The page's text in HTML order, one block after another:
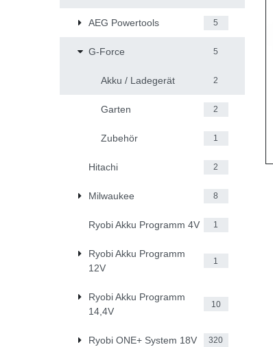
AEG Powertools 5
G-Force 5
Akku / Ladegerät 2
Garten 2
Zubehör 1
Hitachi 2
Milwaukee 8
Ryobi Akku Programm 4V 1
Ryobi Akku Programm
12V
1
Ryobi Akku Programm
14,4V
10
Ryobi ONE+ System 18V 320